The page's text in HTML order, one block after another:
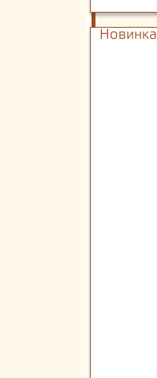
Новинка